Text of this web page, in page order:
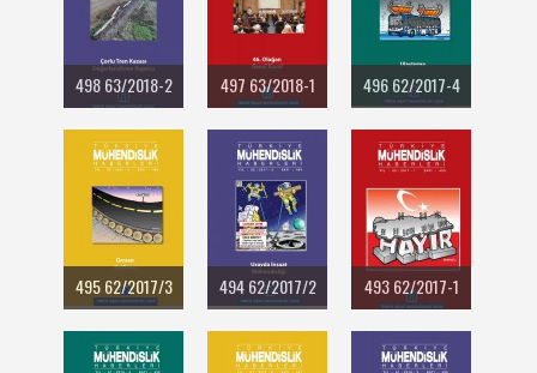
498 63/2018-2 497 63/2018-1 496 62/2017-4
495 62/2017/3 494 62/2017/2 493 62/2017-1